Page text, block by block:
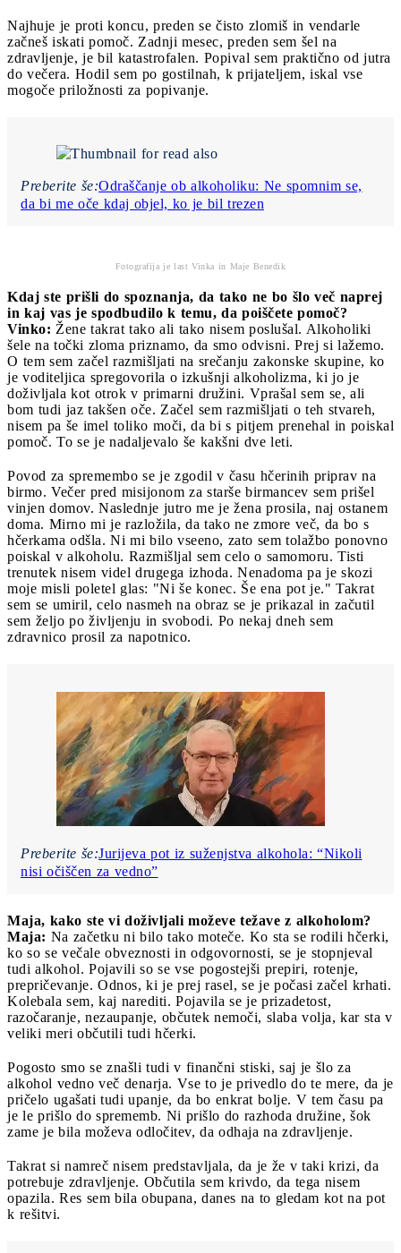
Najhuje je proti koncu, preden se čisto zlomiš in vendarle
začneš iskati pomoč. Zadnji mesec, preden sem šel na
zdravljenje, je bil katastrofalen. Popival sem praktično od jutra
do večera. Hodil sem po gostilnah, k prijateljem, iskal vse
mogoče priložnosti za popivanje.
Preberite še:Odraščanje ob alkoholiku: Ne spomnim se,
da bi me oče kdaj objel, ko je bil trezen
Fotografija je last Vinka in Maje Benedik
Kdaj ste prišli do spoznanja, da tako ne bo šlo več naprej
in kaj vas je spodbudilo k temu, da poiščete pomoč?
Vinko: Žene takrat tako ali tako nisem poslušal. Alkoholiki
šele na točki zloma priznamo, da smo odvisni. Prej si lažemo.
O tem sem začel razmišljati na srečanju zakonske skupine, ko
je voditeljica spregovorila o izkušnji alkoholizma, ki jo je
doživljala kot otrok v primarni družini. Vprašal sem se, ali
bom tudi jaz takšen oče. Začel sem razmišljati o teh stvareh,
nisem pa še imel toliko moči, da bi s pitjem prenehal in poiskal
pomoč. To se je nadaljevalo še kakšni dve leti.
Povod za spremembo se je zgodil v času hčerinih priprav na
birmo. Večer pred misijonom za starše birmancev sem prišel
vinjen domov. Naslednje jutro me je žena prosila, naj ostanem
doma. Mirno mi je razložila, da tako ne zmore več, da bo s
hčerkama odšla. Ni mi bilo vseeno, zato sem tolažbo ponovno
poiskal v alkoholu. Razmišljal sem celo o samomoru. Tisti
trenutek nisem videl drugega izhoda. Nenadoma pa je skozi
moje misli poletel glas: "Ni še konec. Še ena pot je." Takrat
sem se umiril, celo nasmeh na obraz se je prikazal in začutil
sem željo po življenju in svobodi. Po nekaj dneh sem
zdravnico prosil za napotnico.
Preberite še:Jurijeva pot iz suženjstva alkohola: “Nikoli
nisi očiščen za vedno”
Maja, kako ste vi doživljali moževe težave z alkoholom?
Maja: Na začetku ni bilo tako moteče. Ko sta se rodili hčerki,
ko so se večale obveznosti in odgovornosti, se je stopnjeval
tudi alkohol. Pojavili so se vse pogostejši prepiri, rotenje,
prepričevanje. Odnos, ki je prej rasel, se je počasi začel krhati.
Kolebala sem, kaj narediti. Pojavila se je prizadetost,
razočaranje, nezaupanje, občutek nemoči, slaba volja, kar sta v
veliki meri občutili tudi hčerki.
Pogosto smo se znašli tudi v finančni stiski, saj je šlo za
alkohol vedno več denarja. Vse to je privedlo do te mere, da je
pričelo ugašati tudi upanje, da bo enkrat bolje. V tem času pa
je le prišlo do sprememb. Ni prišlo do razhoda družine, šok
zame je bila moževa odločitev, da odhaja na zdravljenje.
Takrat si namreč nisem predstavljala, da je že v taki krizi, da
potrebuje zdravljenje. Občutila sem krivdo, da tega nisem
opazila. Res sem bila obupana, danes na to gledam kot na pot
k rešitvi.